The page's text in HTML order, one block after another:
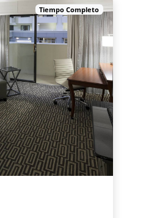
Tiempo Completo